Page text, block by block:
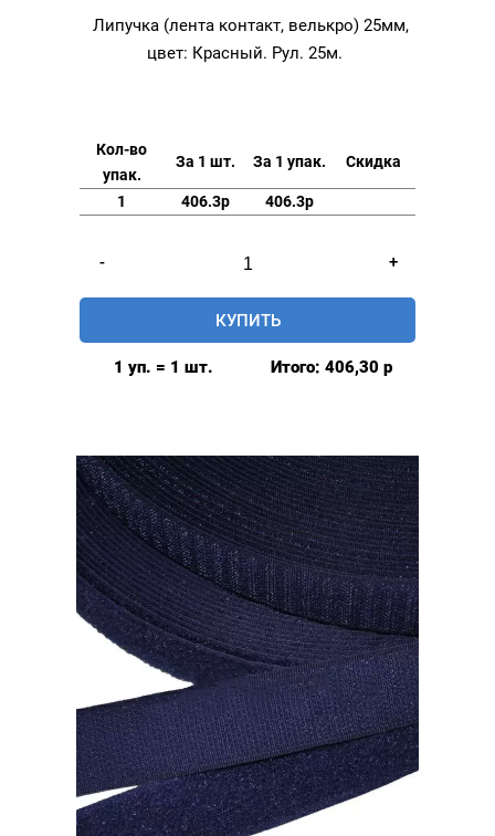
Липучка (лента контакт, велькро) 25мм,
цвет: Красный. Рул. 25м.
Кол-во
упак.
За 1 шт. За 1 упак. Скидка
1 406.3р 406.3р
-
Липучка
(лента
Красный.
Рул.
25м.
+
КУПИТЬ
1 уп. = 1 шт. Итого: 406,30 р